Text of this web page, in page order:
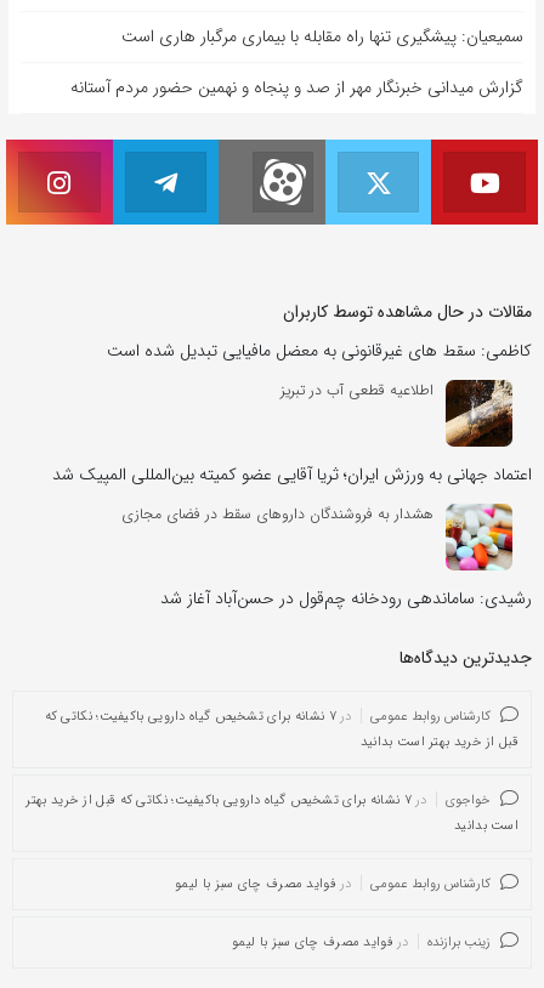
سمیعیان: پیشگیری تنها راه مقابله با بیماری مرگبار هاری است
گزارش میدانی خبرنگار مهر از صد و پنجاه و نهمین حضور مردم آستانه
مقالات در حال مشاهده توسط کاربران
کاظمی: سقط‌ های غیرقانونی به معضل مافیایی تبدیل شده است
اطلاعیه قطعی آب در تبریز
اعتماد جهانی به ورزش ایران؛ ثریا آقایی عضو کمیته بین‌المللی المپیک شد
هشدار به فروشندگان داروهای سقط در فضای مجازی
رشیدی: ساماندهی رودخانه چم‌قول در حسن‌آباد آغاز شد
جدیدترین دیدگاه‌‌ها
کارشناس روابط عمومی در
۷ نشانه برای تشخیص گیاه دارویی باکیفیت؛ نکاتی که
قبل از خرید بهتر است بدانید
خواجوی در
۷ نشانه برای تشخیص گیاه دارویی باکیفیت؛ نکاتی که قبل از خرید بهتر
است بدانید
کارشناس روابط عمومی در فواید مصرف چای سبز با لیمو
زینب برازنده در فواید مصرف چای سبز با لیمو